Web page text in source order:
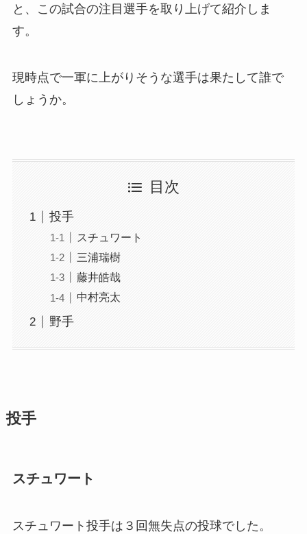
と、この試合の注目選手を取り上げて紹介しま
す。
現時点で一軍に上がりそうな選手は果たして誰で
しょうか。
目次
投手
スチュワート
三浦瑞樹
藤井皓哉
中村亮太
野手
投手
スチュワート
スチュワート投手は３回無失点の投球でした。